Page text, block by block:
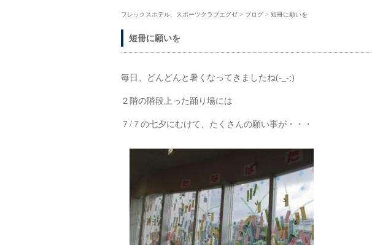
フレックスホテル、スポーツクラブエグゼ > ブログ > 短冊に願いを
短冊に願いを
毎日、どんどんと暑くなってきましたね(-_-;)
２階の階段上った踊り場には
７/７の七夕にむけて、たくさんの願い事が・・・